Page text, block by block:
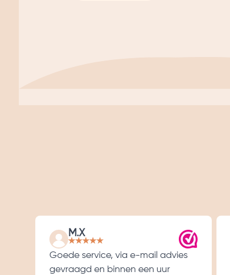
M.X
Goede service, via e-mail advies
gevraagd en binnen een uur